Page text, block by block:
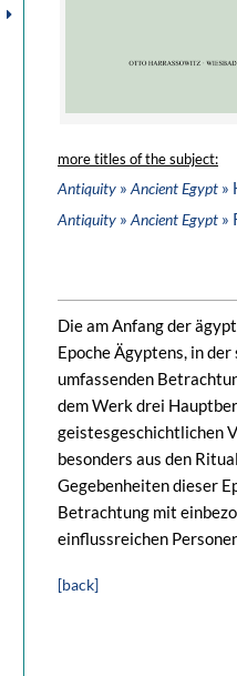
more titles of the subject:
Antiquity » Ancient Egypt »
Antiquity » Ancient Egypt »
Die am Anfang der
Epoche Ägyptens, in
umfassenden
dem Werk drei
geistesgeschichtlichen
besonders aus den
Gegebenheiten dieser
Betrachtung mit
einflussreichen
[back]